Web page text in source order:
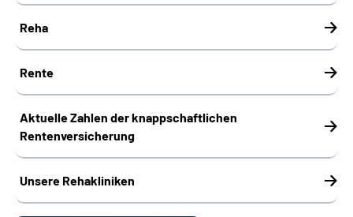
Reha
Rente
Aktuelle Zahlen der knappschaftlichen
Rentenversicherung
Unsere Rehakliniken